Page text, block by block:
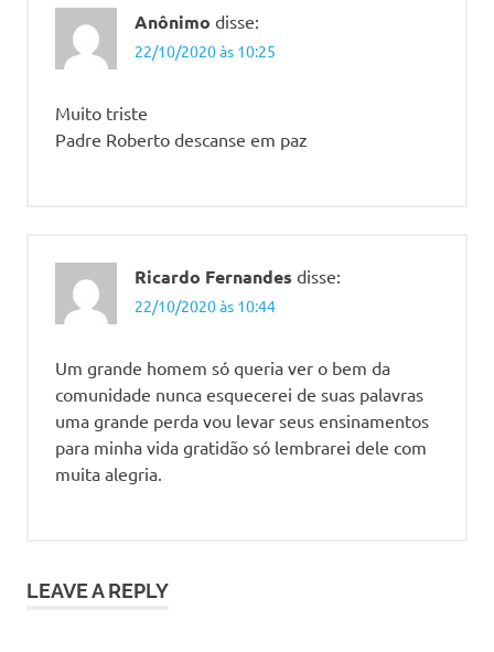
Anônimo disse:
22/10/2020 às 10:25
Muito triste
Padre Roberto descanse em paz
Ricardo Fernandes disse:
22/10/2020 às 10:44
Um grande homem só queria ver o bem da
comunidade nunca esquecerei de suas palavras
uma grande perda vou levar seus ensinamentos
para minha vida gratidão só lembrarei dele com
muita alegria.
LEAVE A REPLY